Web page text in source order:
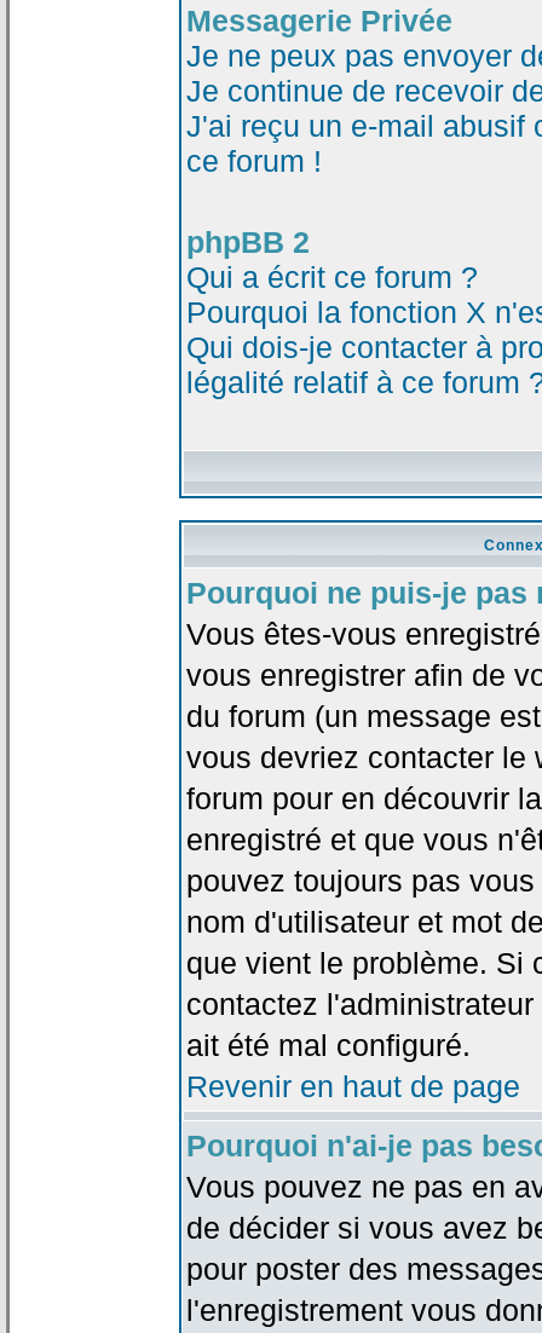
Messagerie Privée
Je ne peux pas envoyer
Je continue de recevoir
J'ai reçu un e-mail abusif
ce forum !
phpBB 2
Qui a écrit ce forum ?
Pourquoi la fonction X
Qui dois-je contacter à
légalité relatif à ce forum
Pourquoi ne puis-je pas
Vous êtes-vous
vous enregistrer afin de
du forum (un message
vous devriez contacter le
forum pour en découvrir
enregistré et que vous
pouvez toujours pas
nom d'utilisateur et mot
que vient le problème. Si
contactez
ait été mal configuré.
Revenir en haut de page
Pourquoi n'ai-je pas
Vous pouvez ne pas en
de décider si vous avez
pour poster des
l'enregistrement vous